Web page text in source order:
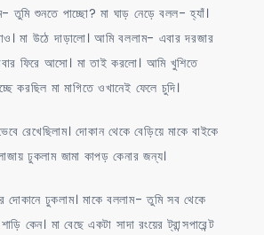
তুমি শুনতে পাচ্ছো? মা ঘাড় নেড়ে বলল- হ্যাঁ।
মা উঠে দাড়ালো। আমি বললাম- এবার দরজার
ফিরে আসো। মা তাই করলো। আমি খুশিতে
করছিল মা মাগিতে ওখানেই ফেলে চুদি।
রেখেছিলাম। দোকান থেকে বেড়িয়ে মাকে বাইকে
ঢুকলাম জামা কাপড় কেনার জন্য।
দোকানে ঢুকলাম। মাকে বললাম- তুমি সব থেকে
শাড়ি কেন। মা বেছে একটা সাদা রংয়ের ট্রান্সপারেন্ট